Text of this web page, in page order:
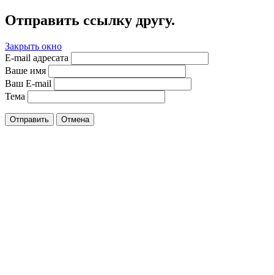
Отправить ссылку другу.
Закрыть окно
E-mail адресата
Ваше имя
Ваш E-mail
Тема
Отправить Отмена